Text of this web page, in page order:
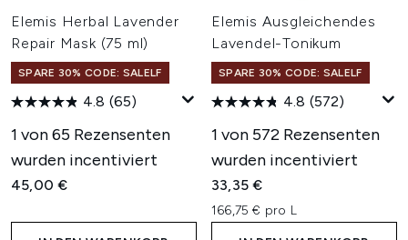
Elemis Herbal Lavender
Repair Mask (75 ml)
SPARE 30% CODE: SALELF
4.8 (65)
1 von 65 Rezensenten
wurden incentiviert
45,00 €
Elemis Ausgleichendes
Lavendel-Tonikum
SPARE 30% CODE: SALELF
4.8 (572)
1 von 572 Rezensenten
wurden incentiviert
33,35 €
166,75 € pro L